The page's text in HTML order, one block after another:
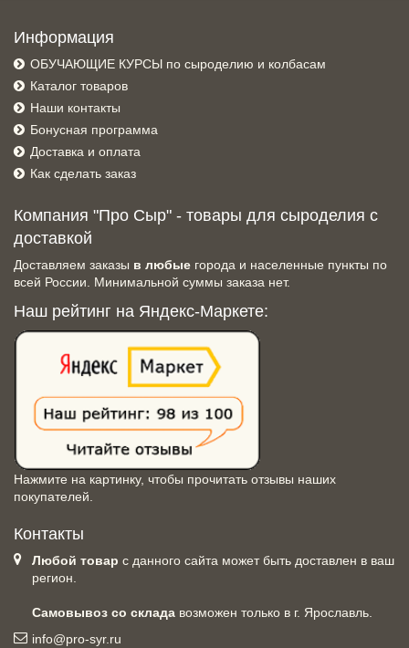
Информация
ОБУЧАЮЩИЕ КУРСЫ по сыроделию и колбасам
Каталог товаров
Наши контакты
Бонусная программа
Доставка и оплата
Как сделать заказ
Компания "Про Сыр" - товары для сыроделия с
доставкой
Доставляем заказы в любые города и населенные пункты по
всей России. Минимальной суммы заказа нет.
Наш рейтинг на Яндекс-Маркете:
Нажмите на картинку, чтобы прочитать отзывы наших
покупателей.
Контакты
Любой товар с данного сайта может быть доставлен в ваш
регион.
Самовывоз со склада возможен только в г. Ярославль.
info@pro-syr.ru